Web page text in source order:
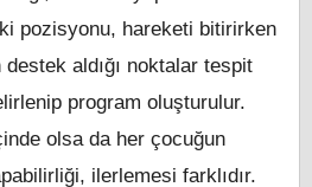
pozisyonu, hareketi bitirirken
destek aldığı noktalar tespit
program oluşturulur.
olsa da her çocuğun
ilerlemesi farklıdır.